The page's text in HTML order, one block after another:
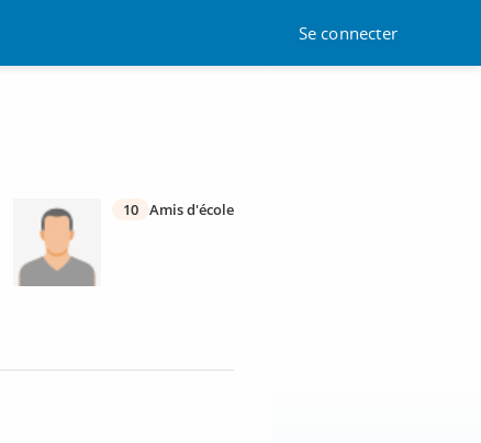
Se connecter
10 Amis d'école